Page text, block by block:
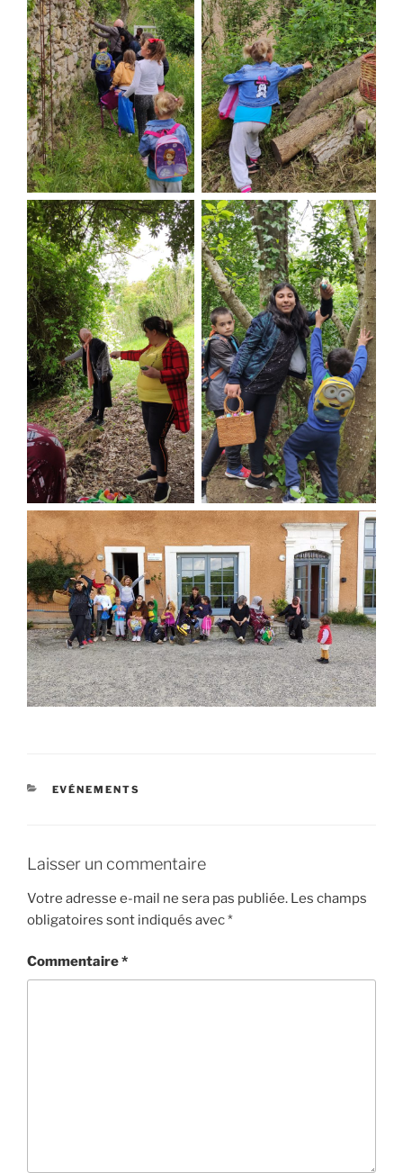
EVÉNEMENTS
Laisser un commentaire
Votre adresse e-mail ne sera pas publiée. Les champs
obligatoires sont indiqués avec*
Commentaire*